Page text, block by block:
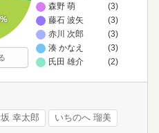
森野 萌
(3)
藤石 波矢
(3)
赤川 次郎
(3)
湊 かなえ
(3)
氏田 雄介
(2)
%
幸太郎 いちのへ 瑠美